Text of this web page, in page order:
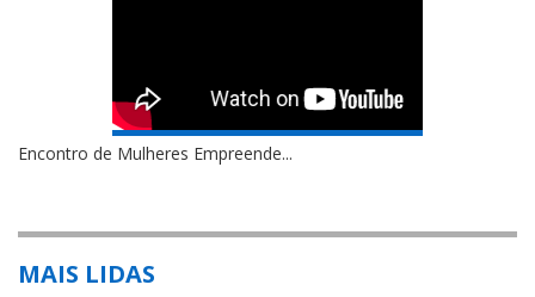
Encontro de Mulheres Empreende...
MAIS LIDAS